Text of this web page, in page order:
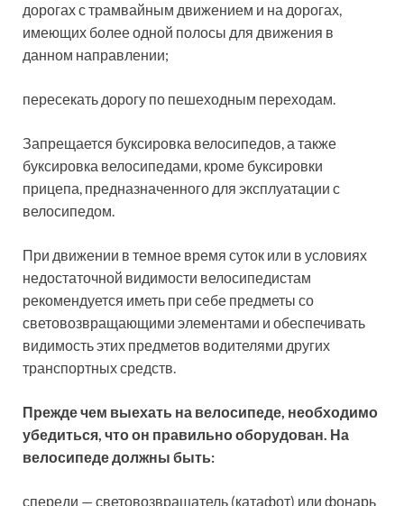
дорогах с трамвайным движением и на дорогах,
имеющих более одной полосы для движения в
данном направлении;
пересекать дорогу по пешеходным переходам.
Запрещается буксировка велосипедов, а также
буксировка велосипедами, кроме буксировки
прицепа, предназначенного для эксплуатации с
велосипедом.
При движении в темное время суток или в условиях
недостаточной видимости велосипедистам
рекомендуется иметь при себе предметы со
световозвращающими элементами и обеспечивать
видимость этих предметов водителями других
транспортных средств.
Прежде чем выехать на велосипеде, необходимо
убедиться, что он правильно оборудован. На
велосипеде должны быть:
спереди — световозвращатель (катафот) или фонарь